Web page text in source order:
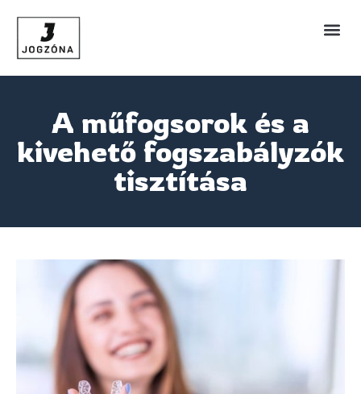
A műfogsorok és a
kivehető fogszabályzók
tisztítása